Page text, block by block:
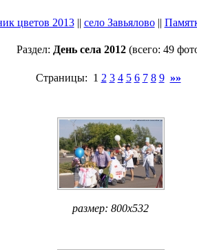
цветов 2013|| село Завьялово||
Раздел: День села 2012(всего: 49
Страницы: 1 2 3 4 5 6 7 8 9 »»
размер: 800x532